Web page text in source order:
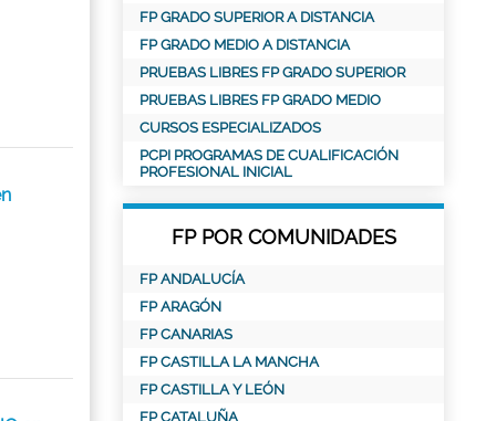
FP GRADO SUPERIOR A DISTANCIA
FP GRADO MEDIO A DISTANCIA
PRUEBAS LIBRES FP GRADO SUPERIOR
PRUEBAS LIBRES FP GRADO MEDIO
CURSOS ESPECIALIZADOS
PCPI PROGRAMAS DE CUALIFICACIÓN
PROFESIONAL INICIAL
FP POR COMUNIDADES
FP ANDALUCÍA
FP ARAGÓN
FP CANARIAS
FP CASTILLA LA MANCHA
FP CASTILLA Y LEÓN
FP CATALUÑA